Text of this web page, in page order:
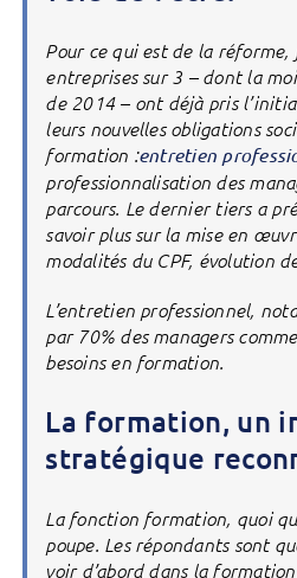
Pour ce qui est de la
entreprises sur 3 – dont la
de 2014 – ont déjà pris
leurs nouvelles obligations
formation :entretien
professionnalisation des
parcours. Le dernier tiers a
savoir plus sur la mise en
modalités du CPF, évolution
L’entretien professionnel,
par 70% des managers
besoins en formation.
La formation, un
stratégique
La fonction formation, quoi
poupe. Les répondants sont
voir d’abord dans la